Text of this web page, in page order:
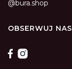
@bura.shop
OBSERWUJ NAS